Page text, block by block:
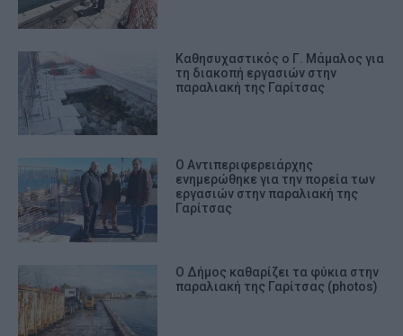
Καθησυχαστικός ο Γ. Μάμαλος για
τη διακοπή εργασιών στην
παραλιακή της Γαρίτσας
Ο Αντιπεριφερειάρχης
ενημερώθηκε για την πορεία των
εργασιών στην παραλιακή της
Γαρίτσας
Ο Δήμος καθαρίζει τα φύκια στην
παραλιακή της Γαρίτσας (photos)